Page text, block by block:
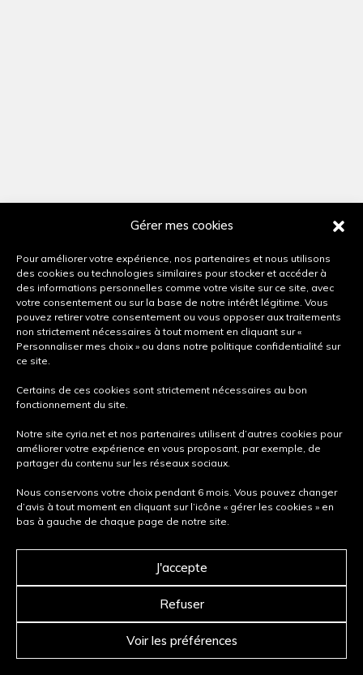
Gérer mes cookies
Pour améliorer votre expérience, nos partenaires et nous utilisons
des cookies ou technologies similaires pour stocker et accéder à
des informations personnelles comme votre visite sur ce site, avec
votre consentement ou sur la base de notre intérêt légitime. Vous
pouvez retirer votre consentement ou vous opposer aux traitements
non strictement nécessaires à tout moment en cliquant sur «
Personnaliser mes choix » ou dans notre politique confidentialité sur
ce site.
Certains de ces cookies sont strictement nécessaires au bon
fonctionnement du site.
Notre site cyria.net et nos partenaires utilisent d’autres cookies pour
améliorer votre expérience en vous proposant, par exemple, de
partager du contenu sur les réseaux sociaux.
Nous conservons votre choix pendant 6 mois. Vous pouvez changer
d’avis à tout moment en cliquant sur l’icône « gérer les cookies » en
bas à gauche de chaque page de notre site.
J'accepte
Refuser
Voir les préférences